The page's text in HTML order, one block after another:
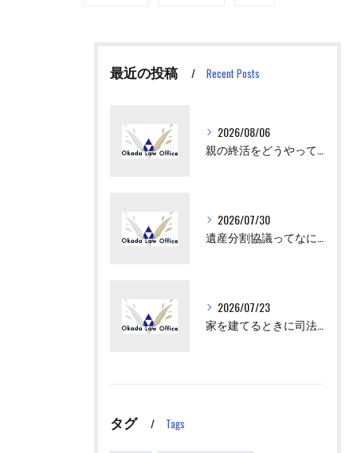
最近の投稿 Recent Posts
2026/08/06
2026/07/30
2026/07/23
タグ Tags